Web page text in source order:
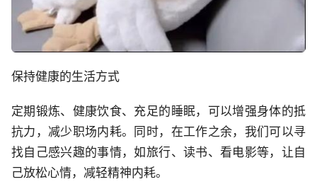
保持健康的生活方式
定期锻炼、健康饮食、充足的睡眠，可以增强身体的抵
抗力，减少职场内耗。同时，在工作之余，我们可以寻
找自己感兴趣的事情，如旅行、读书、看电影等，让自
己放松心情，减轻精神内耗。